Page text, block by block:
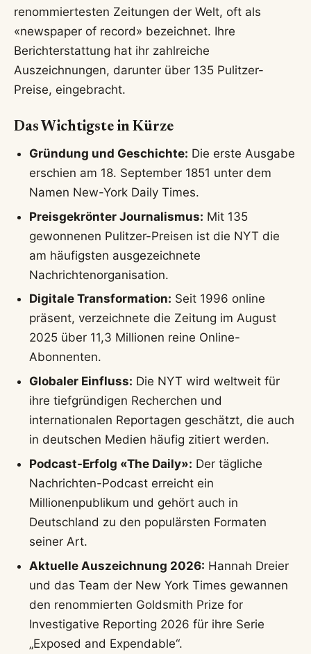
renommiertesten Zeitungen der Welt, oft als
«newspaper of record» bezeichnet. Ihre
Berichterstattung hat ihr zahlreiche
Auszeichnungen, darunter über 135 Pulitzer-
Preise, eingebracht.
Das Wichtigste in Kürze
Gründung und Geschichte: Die erste Ausgabe
erschien am 18. September 1851 unter dem
Namen New-York Daily Times.
Preisgekrönter Journalismus: Mit 135
gewonnenen Pulitzer-Preisen ist die NYT die
am häufigsten ausgezeichnete
Nachrichtenorganisation.
Digitale Transformation: Seit 1996 online
präsent, verzeichnete die Zeitung im August
2025 über 11,3 Millionen reine Online-
Abonnenten.
Globaler Einfluss: Die NYT wird weltweit für
ihre tiefgründigen Recherchen und
internationalen Reportagen geschätzt, die auch
in deutschen Medien häufig zitiert werden.
Podcast-Erfolg «The Daily»: Der tägliche
Nachrichten-Podcast erreicht ein
Millionenpublikum und gehört auch in
Deutschland zu den populärsten Formaten
seiner Art.
Aktuelle Auszeichnung 2026: Hannah Dreier
und das Team der New York Times gewannen
den renommierten Goldsmith Prize for
Investigative Reporting 2026 für ihre Serie
„Exposed and Expendable“.